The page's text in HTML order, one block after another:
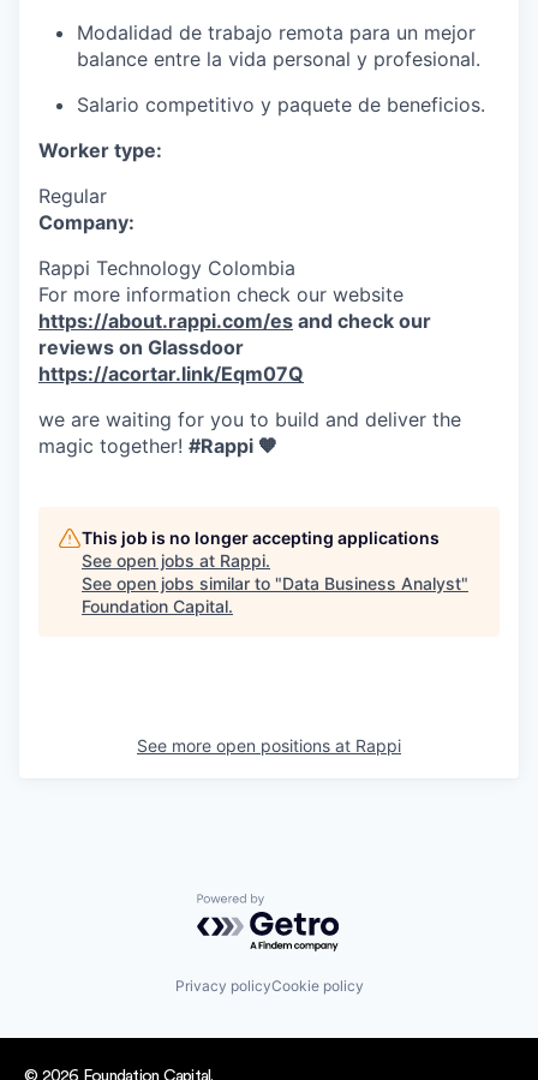
Modalidad de trabajo remota para un mejor
balance entre la vida personal y profesional.
Salario competitivo y paquete de beneficios.
Worker type:
Regular
Company:
Rappi Technology Colombia
For more information check our website
https://about.rappi.com/es and check our
reviews on Glassdoor
https://acortar.link/Eqm07Q
we are waiting for you to build and deliver the
magic together! #Rappi 🧡
This job is no longer accepting applications
See open jobs at Rappi.
See open jobs similar to "Data Business Analyst"
Foundation Capital.
See more open positions at Rappi
Powered by Getro.com
Privacy policyCookie policy
© 2026 Foundation Capital.